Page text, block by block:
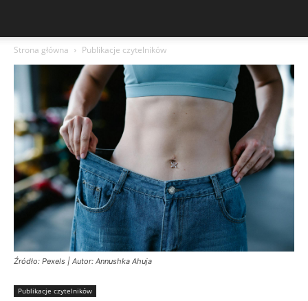
Strona główna Publikacje czytelników
Źródło: Pexels | Autor: Annushka Ahuja
Publikacje czytelników